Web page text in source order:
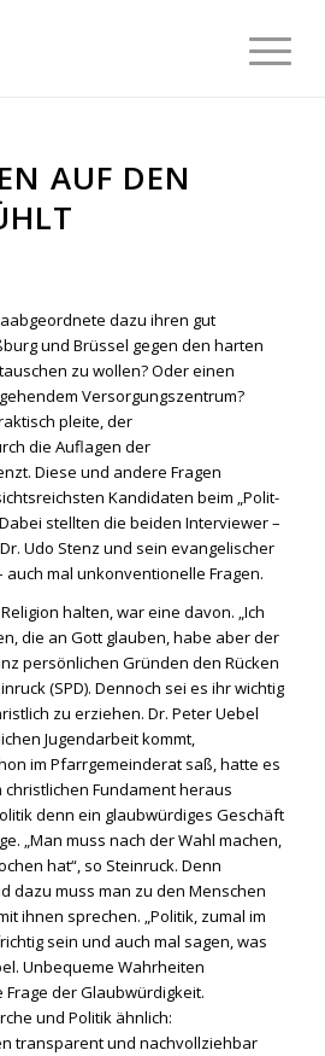
AUF DEN
dazu ihren gut
und Brüssel gegen den harten
zu wollen? Oder einen
Versorgungszentrum?
pleite, der
die Auflagen der
Diese und andere Fragen
Kandidaten beim „Polit-
stellten die beiden Interviewer –
Udo Stenz und sein evangelischer
auch mal unkonventionelle Fragen.
halten, war eine davon. „Ich
die an Gott glauben, habe aber der
persönlichen Gründen den Rücken
(SPD). Dennoch sei es ihr wichtig
zu erziehen. Dr. Peter Uebel
Jugendarbeit kommt,
im Pfarrgemeinderat saß, hatte es
christlichen Fundament heraus
denn ein glaubwürdiges Geschäft
„Man muss nach der Wahl machen,
hat“, so Steinruck. Denn
dazu muss man zu den Menschen
ihnen sprechen. „Politik, zumal im
sein und auch mal sagen, was
Unbequeme Wahrheiten
der Glaubwürdigkeit.
und Politik ähnlich:
transparent und nachvollziehbar